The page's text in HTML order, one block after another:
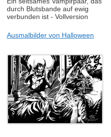
durch Blutsbande auf ewig
verbunden ist - Vollversion
Ausmalbilder von Halloween